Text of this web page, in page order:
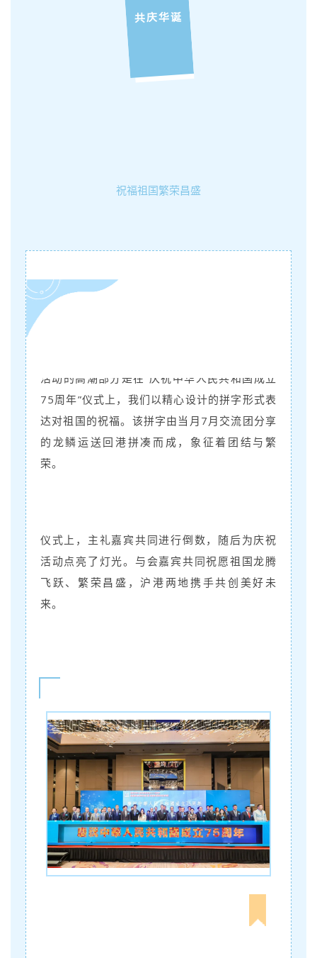
共庆华诞
祝福祖国繁荣昌盛
活动的高潮部分是在“庆祝中华人民共和国成立
75周年”仪式上，我们以精心设计的拼字形式表
达对祖国的祝福。该拼字由当月7月交流团分享
的龙鳞运送回港拼凑而成，象征着团结与繁
荣。
仪式上，主礼嘉宾共同进行倒数，随后为庆祝
活动点亮了灯光。与会嘉宾共同祝愿祖国龙腾
飞跃、繁荣昌盛，沪港两地携手共创美好未
来。